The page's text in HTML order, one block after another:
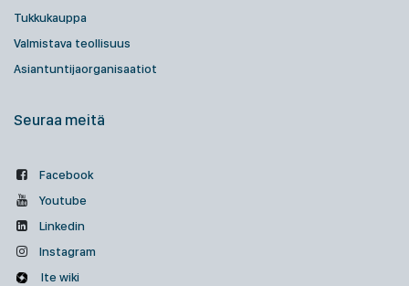
Tukkukauppa
Valmistava teollisuus
Asiantuntijaorganisaatiot
Seuraa meitä
Facebook
Youtube
Linkedin
Instagram
Ite wiki